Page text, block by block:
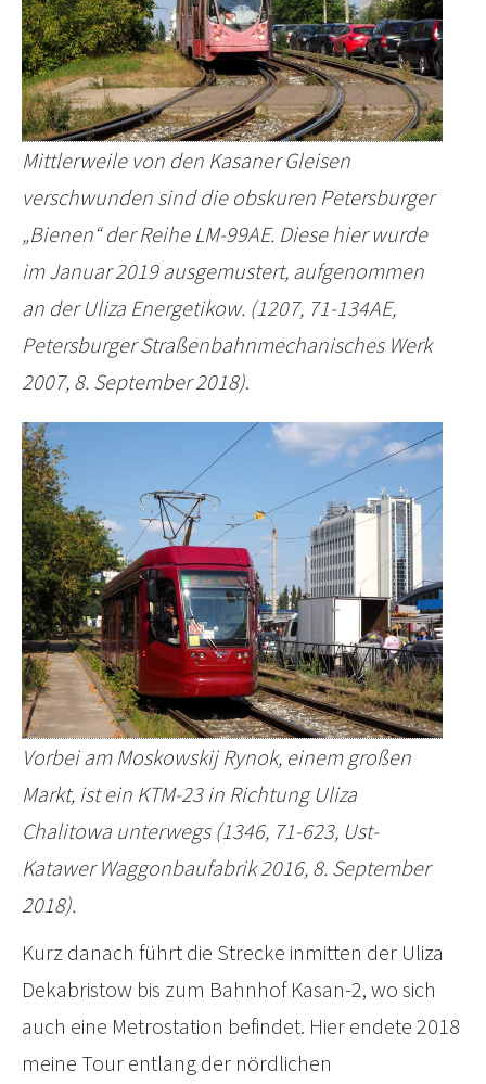
Mittlerweile von den Kasaner Gleisen
verschwunden sind die obskuren Petersburger
„Bienen“ der Reihe LM-99AE. Diese hier wurde
im Januar 2019 ausgemustert, aufgenommen
an der Uliza Energetikow. (1207, 71-134AE,
Petersburger Straßenbahnmechanisches Werk
2007, 8. September 2018).
Vorbei am Moskowskij Rynok, einem großen
Markt, ist ein KTM-23 in Richtung Uliza
Chalitowa unterwegs (1346, 71-623, Ust-
Katawer Waggonbaufabrik 2016, 8. September
2018).
Kurz danach führt die Strecke inmitten der Uliza
Dekabristow bis zum Bahnhof Kasan-2, wo sich
auch eine Metrostation befindet. Hier endete 2018
meine Tour entlang der nördlichen